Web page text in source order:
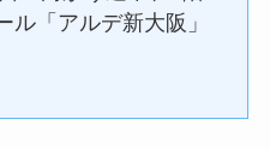
ル「アルデ新大阪」